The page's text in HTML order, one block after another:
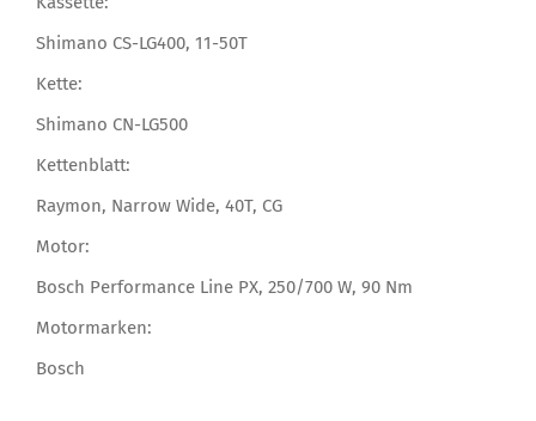
Shimano CS-LG400, 11-50T
Kette:
Shimano CN-LG500
Kettenblatt:
Raymon, Narrow Wide, 40T, CG
Motor:
Bosch Performance Line PX, 250/700 W, 90 Nm
Motormarken:
Bosch